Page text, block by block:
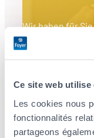
Ce site web utilise
Les cookies nous
fonctionnalités
partageons
Wir haben für
mobilé